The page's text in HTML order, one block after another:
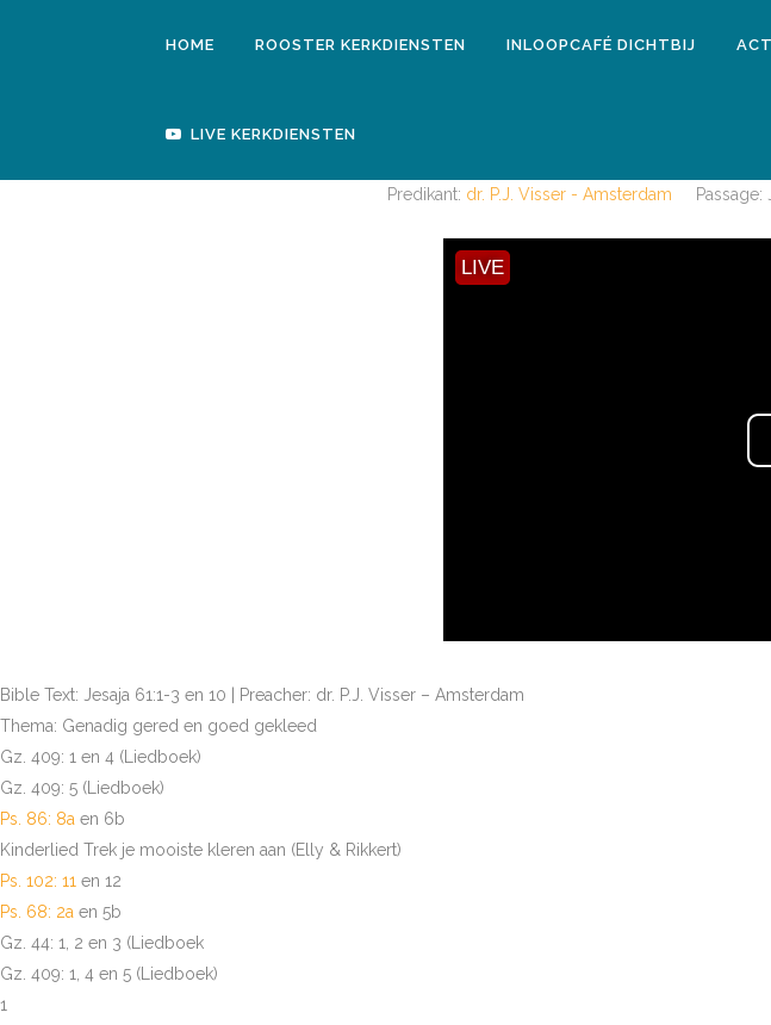
HOME ROOSTER KERKDIENSTEN INLOOPCAFÉ DICHTBIJ
LIVE KERKDIENSTEN
MORGENDIENST 3 SEPTEMBER
Predikant: dr. P.J. Visser - Amsterdam Passage:
Bible Text: Jesaja 61:1-3 en 10 | Preacher: dr. P.J. Visser – Amsterdam
Thema: Genadig gered en goed gekleed
Gz. 409: 1 en 4 (Liedboek)
Gz. 409: 5 (Liedboek)
Ps. 86: 8a en 6b
Kinderlied Trek je mooiste kleren aan (Elly & Rikkert)
Ps. 102: 11 en 12
Ps. 68: 2a en 5b
Gz. 44: 1, 2 en 3 (Liedboek
Gz. 409: 1, 4 en 5 (Liedboek)
1